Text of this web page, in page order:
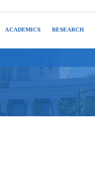
ACADEMICS RESEARCH